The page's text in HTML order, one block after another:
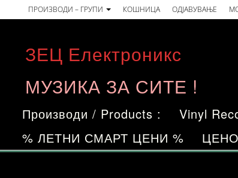
to
content
ПРОИЗВОДИ – ГРУПИ КОШНИЦА ОДЈАВУВАЊЕ
ЗЕЦ Електроникс
МУЗИКА ЗА СИТЕ !
Производи / Products : Vinyl
% ЛЕТНИ СМАРТ ЦЕНИ %